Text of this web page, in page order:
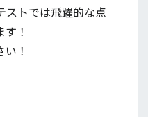
ストでは飛躍的な点
！
！